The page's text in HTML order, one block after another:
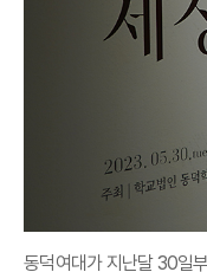
동덕여대가 지난달 30일